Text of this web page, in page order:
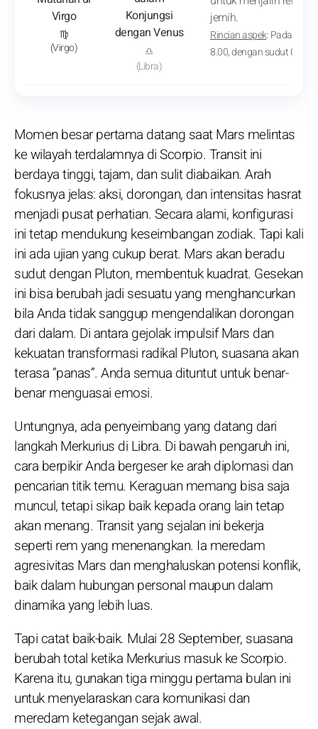
Virgo
♍
(Virgo)
Konjungsi
dengan Venus
♎
(Libra)
jernih.
Rincian aspek: Pada 14
8.00, dengan sudut 09° 04'
Momen besar pertama datang saat Mars melintas
ke wilayah terdalamnya di Scorpio. Transit ini
berdaya tinggi, tajam, dan sulit diabaikan. Arah
fokusnya jelas: aksi, dorongan, dan intensitas hasrat
menjadi pusat perhatian. Secara alami, konfigurasi
ini tetap mendukung keseimbangan zodiak. Tapi kali
ini ada ujian yang cukup berat. Mars akan beradu
sudut dengan Pluton, membentuk kuadrat. Gesekan
ini bisa berubah jadi sesuatu yang menghancurkan
bila Anda tidak sanggup mengendalikan dorongan
dari dalam. Di antara gejolak impulsif Mars dan
kekuatan transformasi radikal Pluton, suasana akan
terasa “panas”. Anda semua dituntut untuk benar-
benar menguasai emosi.
Untungnya, ada penyeimbang yang datang dari
langkah Merkurius di Libra. Di bawah pengaruh ini,
cara berpikir Anda bergeser ke arah diplomasi dan
pencarian titik temu. Keraguan memang bisa saja
muncul, tetapi sikap baik kepada orang lain tetap
akan menang. Transit yang sejalan ini bekerja
seperti rem yang menenangkan. Ia meredam
agresivitas Mars dan menghaluskan potensi konflik,
baik dalam hubungan personal maupun dalam
dinamika yang lebih luas.
Tapi catat baik-baik. Mulai 28 September, suasana
berubah total ketika Merkurius masuk ke Scorpio.
Karena itu, gunakan tiga minggu pertama bulan ini
untuk menyelaraskan cara komunikasi dan
meredam ketegangan sejak awal.